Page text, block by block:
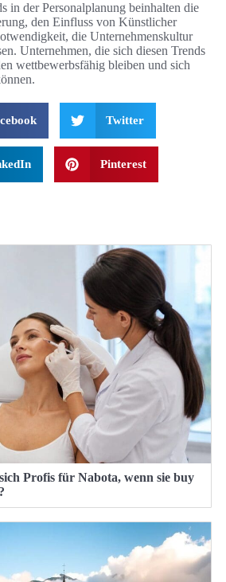
in der Personalplanung beinhalten die
den Einfluss von Künstlicher
die Unternehmenskultur
Unternehmen, die sich diesen Trends
wettbewerbsfähig bleiben und sich
Twitter
Pinterest
Profis für Nabota, wenn sie buy